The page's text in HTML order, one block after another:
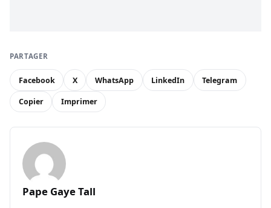
PARTAGER
Facebook X WhatsApp LinkedIn Telegram
Copier Imprimer
Pape Gaye Tall